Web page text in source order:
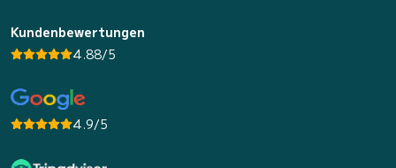
Kundenbewertungen
4.88/5
4.9/5